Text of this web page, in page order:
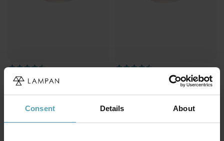
Consent Details About
Bullo Ø27 plafond
1 479 kr
Bullo Ø27 plafond
1 341 kr